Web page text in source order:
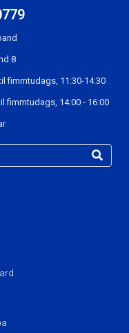
8
fimmtudags, 11:30-14:30
fimmtudags, 14:00 - 16:00